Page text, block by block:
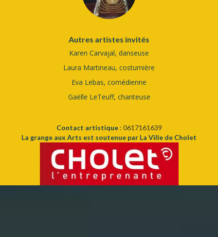
Autres artistes invités
Karen Carvajal, danseuse
Laura Martineau, costumière
Eva Lebas, comédienne
Gaëlle LeTeuff, chanteuse
Contact artistique: 0617161639
La grange aux Arts est soutenue par La Ville de Cholet